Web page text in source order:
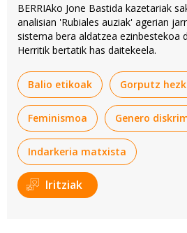
BERRIAko Jone Bastida kazetariak
analisian 'Rubiales auziak' agerian
sistema bera aldatzea ezinbestekoa
Herritik bertatik has daitekeela.
Balio etikoak Gorputz
Feminismoa Genero
Indarkeria matxista
Iritziak